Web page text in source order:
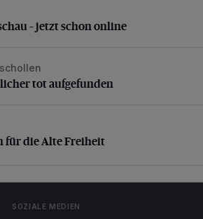
– jetzt schon online
– jetzt schon online
tot aufgefunden
tot aufgefunden
die Alte Freiheit
für die Alte Freiheit
SOZIALE MEDIEN